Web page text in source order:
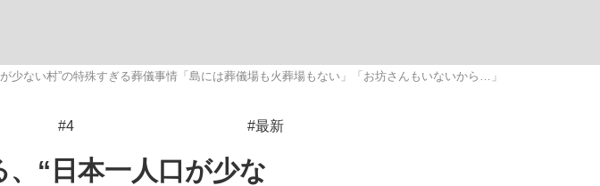
少ない村”の特殊すぎる葬儀事情「島には葬儀場も火葬場もない」「お坊さんもいないから…」
#4 #最新
“日本一人口が少な